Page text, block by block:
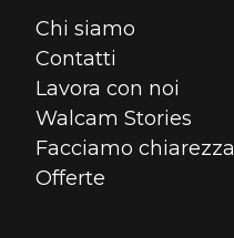
Chi siamo
Contatti
Lavora con noi
Walcam Stories
Facciamo chiarezza
Offerte